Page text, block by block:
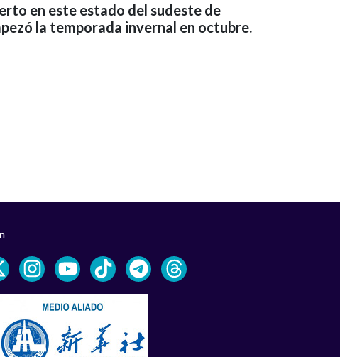
en este estado del sudeste de
la temporada invernal en octubre.